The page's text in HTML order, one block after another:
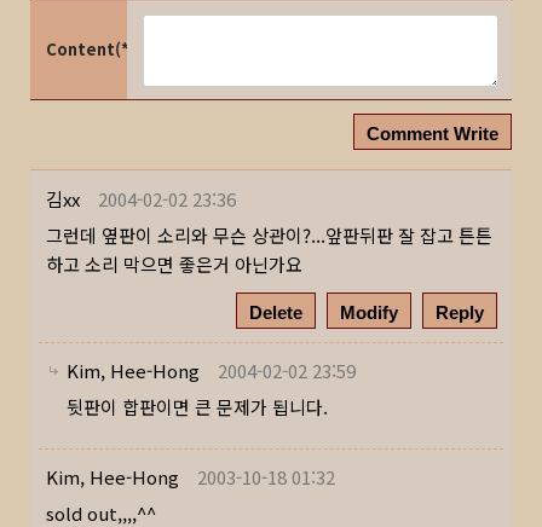
Content(*)
Comment Write
김xx
2004-02-02 23:36
그런데 옆판이 소리와 무슨 상관이?...앞판뒤판 잘 잡고 튼튼
하고 소리 막으면 좋은거 아닌가요
Delete Modify Reply
Kim, Hee-Hong
2004-02-02 23:59
뒷판이 합판이면 큰 문제가 됩니다.
Kim, Hee-Hong
2003-10-18 01:32
sold out,,,,^^